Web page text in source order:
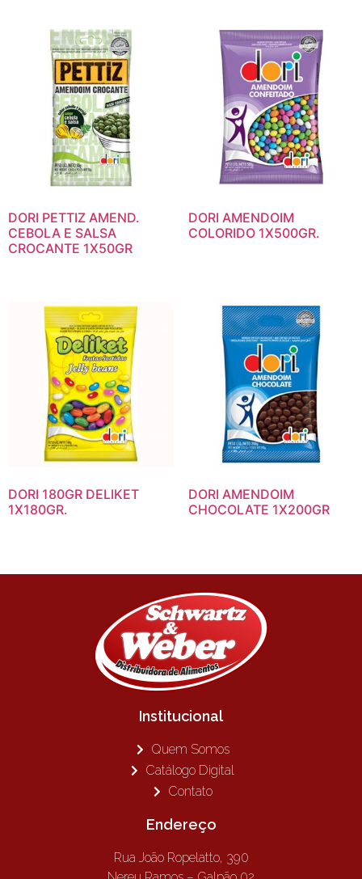
DORI PETTIZ AMEND.
CEBOLA E SALSA
CROCANTE 1X50GR
DORI AMENDOIM
COLORIDO 1X500GR.
DORI 180GR DELIKET
1X180GR.
DORI AMENDOIM
CHOCOLATE 1X200GR
Institucional
Quem Somos
Catálogo Digital
Contato
Endereço
Rua João Ropelatto, 390